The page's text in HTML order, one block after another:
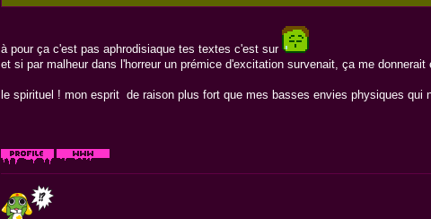
à pour ça c'est pas aphrodisiaque tes textes c'est sur
et si par malheur dans l'horreur un prémice d'excitation survenait, ça me
le spirituel ! mon esprit de raison plus fort que mes basses envies physiques qui